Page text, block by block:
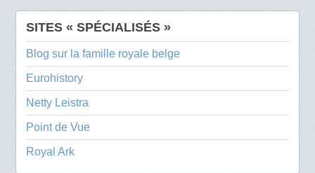
SITES « SPÉCIALISÉS »
Blog sur la famille royale belge
Eurohistory
Netty Leistra
Point de Vue
Royal Ark